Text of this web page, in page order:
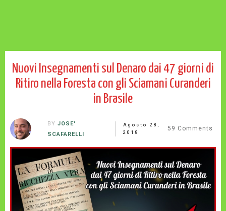
Nuovi Insegnamenti sul Denaro dai 47 giorni di
Ritiro nella Foresta con gli Sciamani Curanderi
in Brasile
BY JOSE'
SCAFARELLI
Agosto 28,
2018
59 Comments